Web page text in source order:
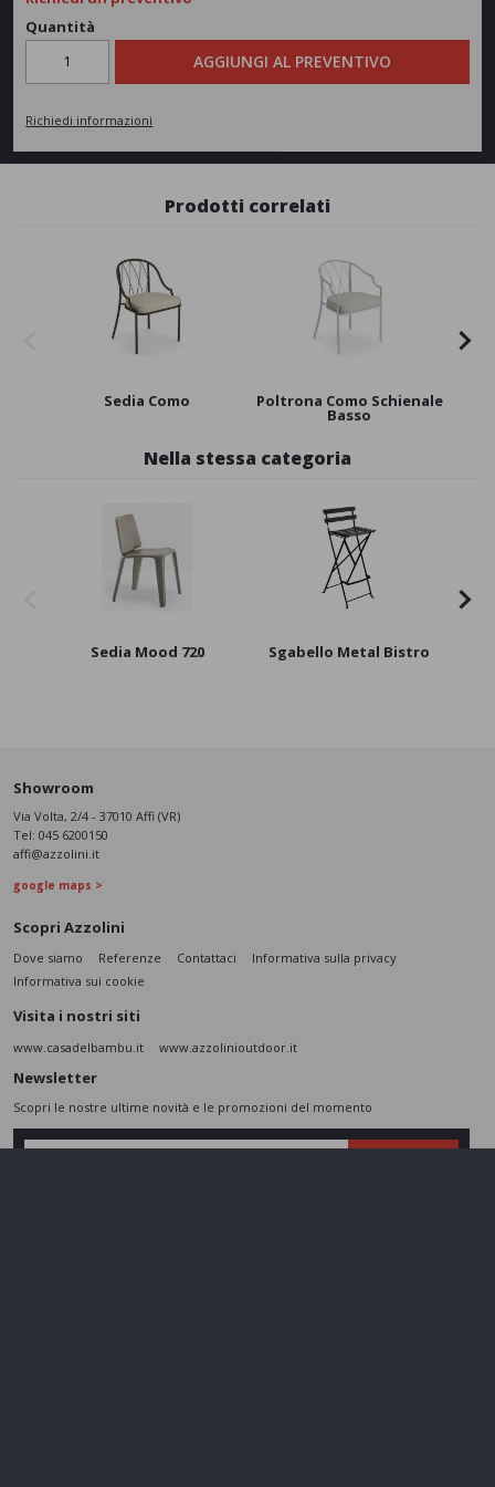
Quantità
AGGIUNGI AL PREVENTIVO
Richiedi informazioni
Prodotti correlati
Sedia Como Poltrona Como Schienale
Basso
Nella stessa categoria
Sedia Mood 720 Sgabello Metal Bistro
Showroom
Via Volta, 2/4 - 37010 Affi (VR)
Tel: 045 6200150
affi@azzolini.it
google maps >
Scopri Azzolini
Dove siamo Referenze Contattaci
Informativa sulla privacy
Informativa sui cookie
Visita i nostri siti
www.casadelbambu.it www.azzolinioutdoor.it
Newsletter
Scopri le nostre ultime novità e le promozioni del momento